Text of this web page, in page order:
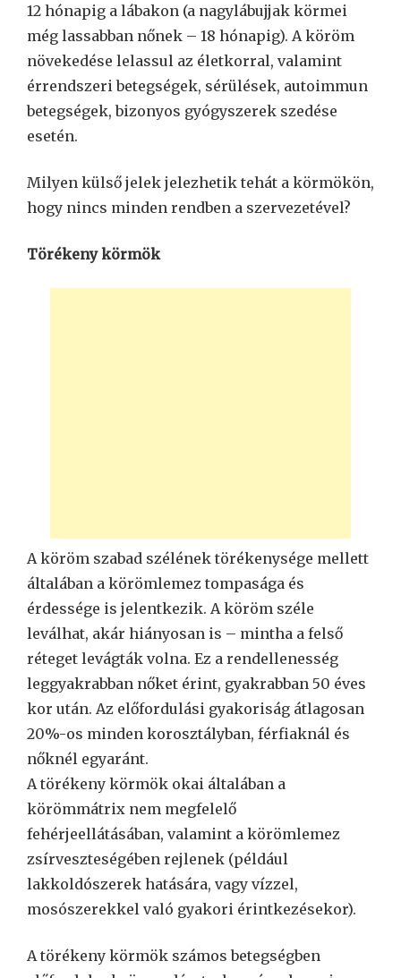
12 hónapig a lábakon (a nagylábujjak körmei
még lassabban nőnek – 18 hónapig). A köröm
növekedése lelassul az életkorral, valamint
érrendszeri betegségek, sérülések, autoimmun
betegségek, bizonyos gyógyszerek szedése
esetén.
Milyen külső jelek jelezhetik tehát a körmökön,
hogy nincs minden rendben a szervezetével?
Törékeny körmök
A köröm szabad szélének törékenysége mellett
általában a körömlemez tompasága és
érdessége is jelentkezik. A köröm széle
leválhat, akár hiányosan is – mintha a felső
réteget levágták volna. Ez a rendellenesség
leggyakrabban nőket érint, gyakrabban 50 éves
kor után. Az előfordulási gyakoriság átlagosan
20%-os minden korosztályban, férfiaknál és
nőknél egyaránt.
A törékeny körmök okai általában a
körömmátrix nem megfelelő
fehérjeellátásában, valamint a körömlemez
zsírveszteségében rejlenek (például
lakkoldószerek hatására, vagy vízzel,
mosószerekkel való gyakori érintkezésekor).
A törékeny körmök számos betegségben